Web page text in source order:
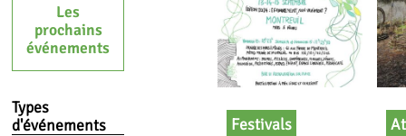
Les
prochains
événements
Types
d'événements
Festivals